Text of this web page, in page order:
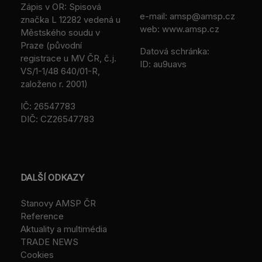
Zápis v OR: Spisová
značka L 12282 vedená u
Městského soudu v
Praze (původní
registrace u MV ČR, č.j.
VS/1-1/48 640/01-R,
založeno r. 2001)
IČ: 26547783
DIČ: CZ26547783
e-mail: amsp@amsp.cz
web: www.amsp.cz
Datová schránka:
ID: au9uavs
DALŠÍ ODKAZY
Stanovy AMSP ČR
Reference
Aktuality a multimédia
TRADE NEWS
Cookies